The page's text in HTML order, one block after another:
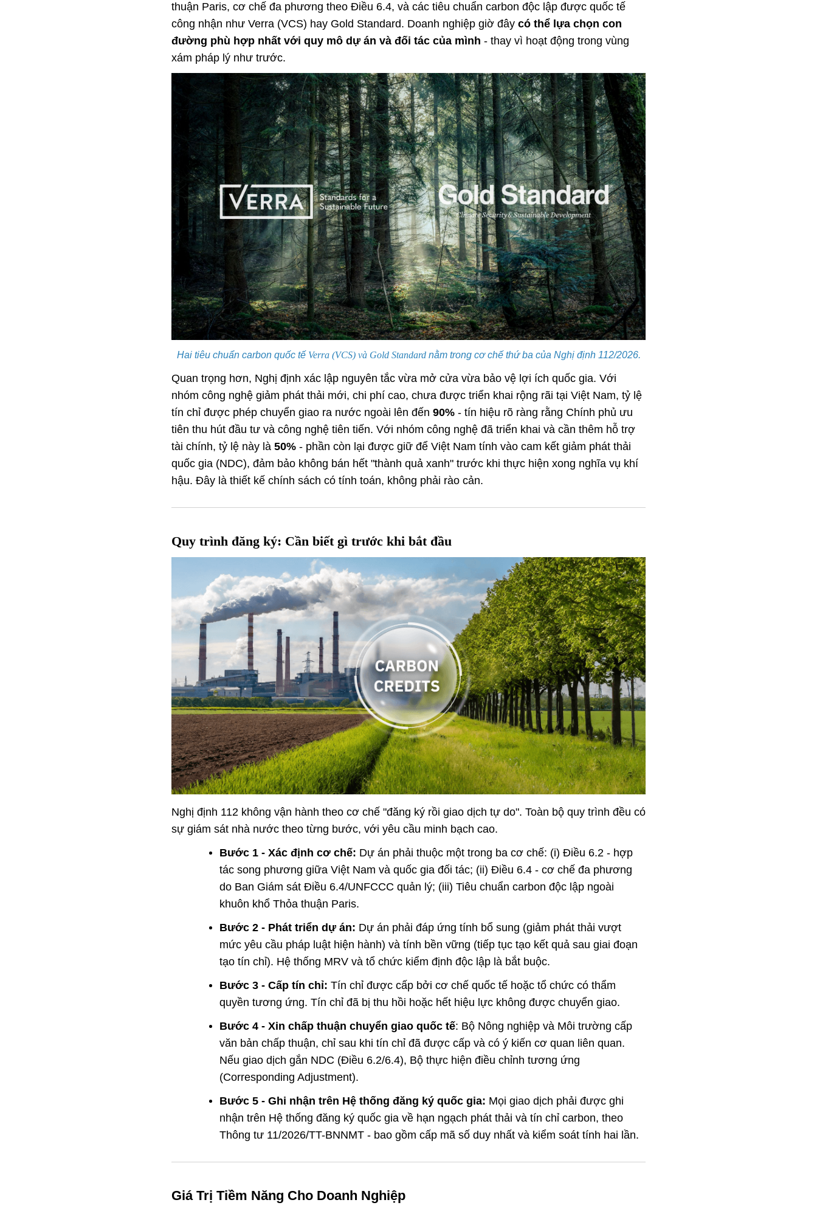
thuận Paris, cơ chế đa phương theo Điều 6.4, và các tiêu chuẩn carbon độc lập được quốc tế
công nhận như Verra (VCS) hay Gold Standard. Doanh nghiệp giờ đây có thể lựa chọn con
đường phù hợp nhất với quy mô dự án và đối tác của mình - thay vì hoạt động trong vùng
xám pháp lý như trước.
Hai tiêu chuẩn carbon quốc tế Verra (VCS) và Gold Standardnằm trong cơ chế thứ ba của Nghị định 112/2026.
Quan trọng hơn, Nghị định xác lập nguyên tắc vừa mở cửa vừa bảo vệ lợi ích quốc gia. Với
nhóm công nghệ giảm phát thải mới, chi phí cao, chưa được triển khai rộng rãi tại Việt Nam, tỷ lệ
tín chỉ được phép chuyển giao ra nước ngoài lên đến 90% - tín hiệu rõ ràng rằng Chính phủ ưu
tiên thu hút đầu tư và công nghệ tiên tiến. Với nhóm công nghệ đã triển khai và cần thêm hỗ trợ
tài chính, tỷ lệ này là 50% - phần còn lại được giữ để Việt Nam tính vào cam kết giảm phát thải
quốc gia (NDC), đảm bảo không bán hết "thành quả xanh" trước khi thực hiện xong nghĩa vụ khí
hậu. Đây là thiết kế chính sách có tính toán, không phải rào cản.
Quy trình đăng ký: Cần biết gì trước khi bắt đầu
Nghị định 112 không vận hành theo cơ chế "đăng ký rồi giao dịch tự do". Toàn bộ quy trình đều có
sự giám sát nhà nước theo từng bước, với yêu cầu minh bạch cao.
Bước 1 - Xác định cơ chế: Dự án phải thuộc một trong ba cơ chế: (i) Điều 6.2 - hợp
tác song phương giữa Việt Nam và quốc gia đối tác; (ii) Điều 6.4 - cơ chế đa phương
do Ban Giám sát Điều 6.4/UNFCCC quản lý; (iii) Tiêu chuẩn carbon độc lập ngoài
khuôn khổ Thỏa thuận Paris.
Bước 2 - Phát triển dự án: Dự án phải đáp ứng tính bổ sung (giảm phát thải vượt
mức yêu cầu pháp luật hiện hành) và tính bền vững (tiếp tục tạo kết quả sau giai đoạn
tạo tín chỉ). Hệ thống MRV và tổ chức kiểm định độc lập là bắt buộc.
Bước 3 - Cấp tín chỉ: Tín chỉ được cấp bởi cơ chế quốc tế hoặc tổ chức có thẩm
quyền tương ứng. Tín chỉ đã bị thu hồi hoặc hết hiệu lực không được chuyển giao.
Bước 4 - Xin chấp thuận chuyển giao quốc tế: Bộ Nông nghiệp và Môi trường cấp
văn bản chấp thuận, chỉ sau khi tín chỉ đã được cấp và có ý kiến cơ quan liên quan.
Nếu giao dịch gắn NDC (Điều 6.2/6.4), Bộ thực hiện điều chỉnh tương ứng
(Corresponding Adjustment).
Bước 5 - Ghi nhận trên Hệ thống đăng ký quốc gia: Mọi giao dịch phải được ghi
nhận trên Hệ thống đăng ký quốc gia về hạn ngạch phát thải và tín chỉ carbon, theo
Thông tư 11/2026/TT-BNNMT - bao gồm cấp mã số duy nhất và kiểm soát tính hai lần.
Giá Trị Tiềm Năng Cho Doanh Nghiệp